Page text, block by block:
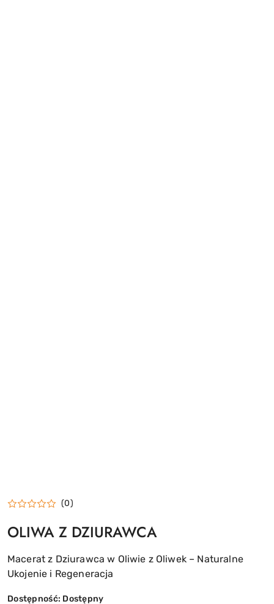
(0)
OLIWA Z DZIURAWCA
Macerat z Dziurawca w Oliwie z Oliwek – Naturalne
Ukojenie i Regeneracja
Dostępność: Dostępny